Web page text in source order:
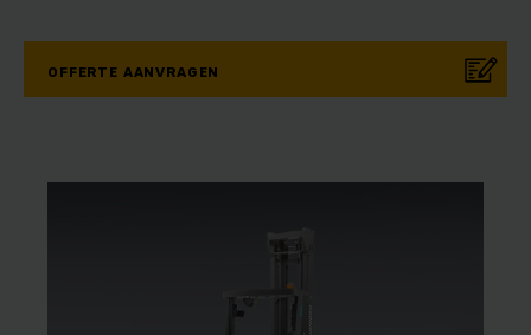
OFFERTE AANVRAGEN